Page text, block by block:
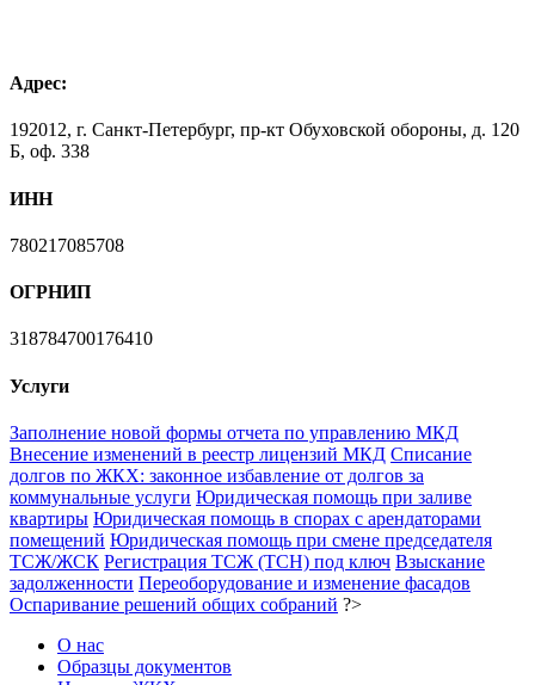
Адрес:
192012, г. Санкт-Петербург, пр-кт Обуховской обороны, д. 120
Б, оф. 338
ИНН
780217085708
ОГРНИП
318784700176410
Услуги
Заполнение новой формы отчета по управлению МКД
Внесение изменений в реестр лицензий МКД Списание
долгов по ЖКХ: законное избавление от долгов за
коммунальные услуги Юридическая помощь при заливе
квартиры Юридическая помощь в спорах с арендаторами
помещений Юридическая помощь при смене председателя
ТСЖ/ЖСК Регистрация ТСЖ (ТСН) под ключ Взыскание
задолженности Переоборудование и изменение фасадов
Оспаривание решений общих собраний ?>
О нас
Образцы документов